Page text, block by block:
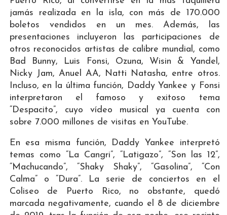
jamás realizada en la isla, con más de 170.000
boletos vendidos en un mes. Además, las
presentaciones incluyeron las participaciones de
otros reconocidos artistas de calibre mundial, como
Bad Bunny, Luis Fonsi, Ozuna, Wisin & Yandel,
Nicky Jam, Anuel AA, Natti Natasha, entre otros.
Incluso, en la última función, Daddy Yankee y Fonsi
interpretaron el famoso y exitoso tema
“Despacito”, cuyo vídeo musical ya cuenta con
sobre 7.000 millones de visitas en YouTube.
En esa misma función, Daddy Yankee interpretó
temas como “La Cangri”, “Latigazo”, “Son las 12”,
“Machucando”, “Shaky Shaky”, “Gasolina”, “Con
Calma” o “Dura”. La serie de conciertos en el
Coliseo de Puerto Rico, no obstante, quedó
marcada negativamente, cuando el 8 de diciembre